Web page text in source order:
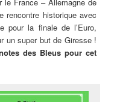
rencontre historique avec
pour la finale de l’Euro,
un super but de Giresse !
des Bleus pour cet